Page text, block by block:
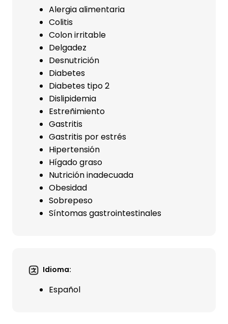
Alergia alimentaria
Colitis
Colon irritable
Delgadez
Desnutrición
Diabetes
Diabetes tipo 2
Dislipidemia
Estreñimiento
Gastritis
Gastritis por estrés
Hipertensión
Hígado graso
Nutrición inadecuada
Obesidad
Sobrepeso
Síntomas gastrointestinales
Idioma:
Español